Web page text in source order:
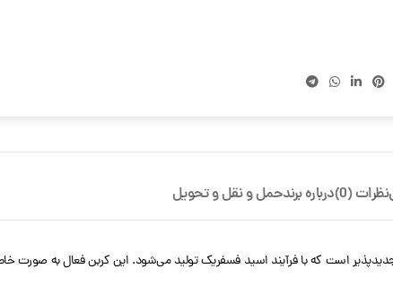
نظرات (0) درباره برندحمل و نقل و تحویل
تجدیدپذیر است که با فرآیند اسید فسفریک تولید می‌شود. این کربن فعال به صورت